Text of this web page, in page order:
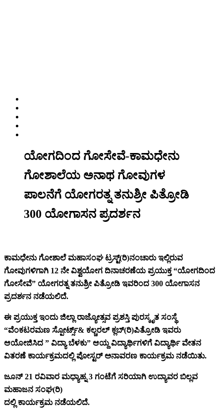
ಯೋಗದಿಂದ ಗೋಸೇವೆ-ಕಾಮಧೇನು
ಗೋಶಾಲೆಯ ಅನಾಥ ಗೋವುಗಳ
ಪಾಲನೆಗೆ ಯೋಗರತ್ನ ತನುಶ್ರೀ ಪಿತ್ರೋಡಿ
300 ಯೋಗಾಸನ ಪ್ರದರ್ಶನ
ಕಾಮಧೇನು‌ ಗೋಶಾಲೆ ಮಹಾಸಂಘ ಟ್ರಸ್ಟ್(ರಿ)ನಂಚಾರು ಇಲ್ಲಿರುವ
ಗೋವುಗಳಿಗಾಗಿ 12 ನೇ ವಿಶ್ವಯೋಗ ದಿನಾಚರಣೆಯ ಪ್ರಯುಕ್ತ “ಯೋಗದಿಂದ
ಗೋಸೇವೆ” ಯೋಗರತ್ನ ತನುಶ್ರೀ ಪಿತ್ರೋಡಿ ಇವರಿಂದ 300 ಯೋಗಾಸನ
ಪ್ರದರ್ಶನ‌ ನಡೆಯಲಿದೆ.
ಈ ಪ್ರಯುಕ್ತ ಇಂದು ಜಿಲ್ಲಾ ರಾಜ್ಯೋತ್ಸವ ಪ್ರಶಸ್ತಿ ಪುರಸ್ಕೃತ ಸಂಸ್ಥೆ
“ವೆಂಕಟರಮಣ ಸ್ಪೋರ್ಟ್ಸ್& ಕಲ್ಚರಲ್ ಕ್ಲಬ್(ರಿ)ಪಿತ್ರೋಡಿ ಇವರು
ಆಯೋಜಿಸಿದ ” ವಿದ್ಯಾ ಬೆಳಕು” ಆಯ್ದ ವಿದ್ಯಾರ್ಥಿಗಳಿಗೆ ವಿದ್ಯಾರ್ಥಿ ವೇತನ
ವಿತರಣೆ ಕಾರ್ಯಕ್ರಮದಲ್ಲಿ ಪೋಸ್ಟರ್ ಅನಾವರಣ ಕಾರ್ಯಕ್ರಮ ನಡೆಯಿತು.
ಜೂನ್ 21 ರವಿವಾರ ಮಧ್ಯಾಹ್ನ 3 ಗಂಟೆಗೆ ಸರಿಯಾಗಿ ಉದ್ಯಾವರ ಬಿಲ್ಲವ
ಮಹಾಜನ ಸಂಘ(ರಿ)
ದಲ್ಲಿ ಕಾರ್ಯಕ್ರಮ ನಡೆಯಲಿದೆ.